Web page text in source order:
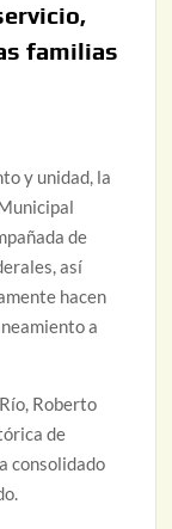
familias
y unidad, la
de
así
hacen
a
Roberto
de
consolidado